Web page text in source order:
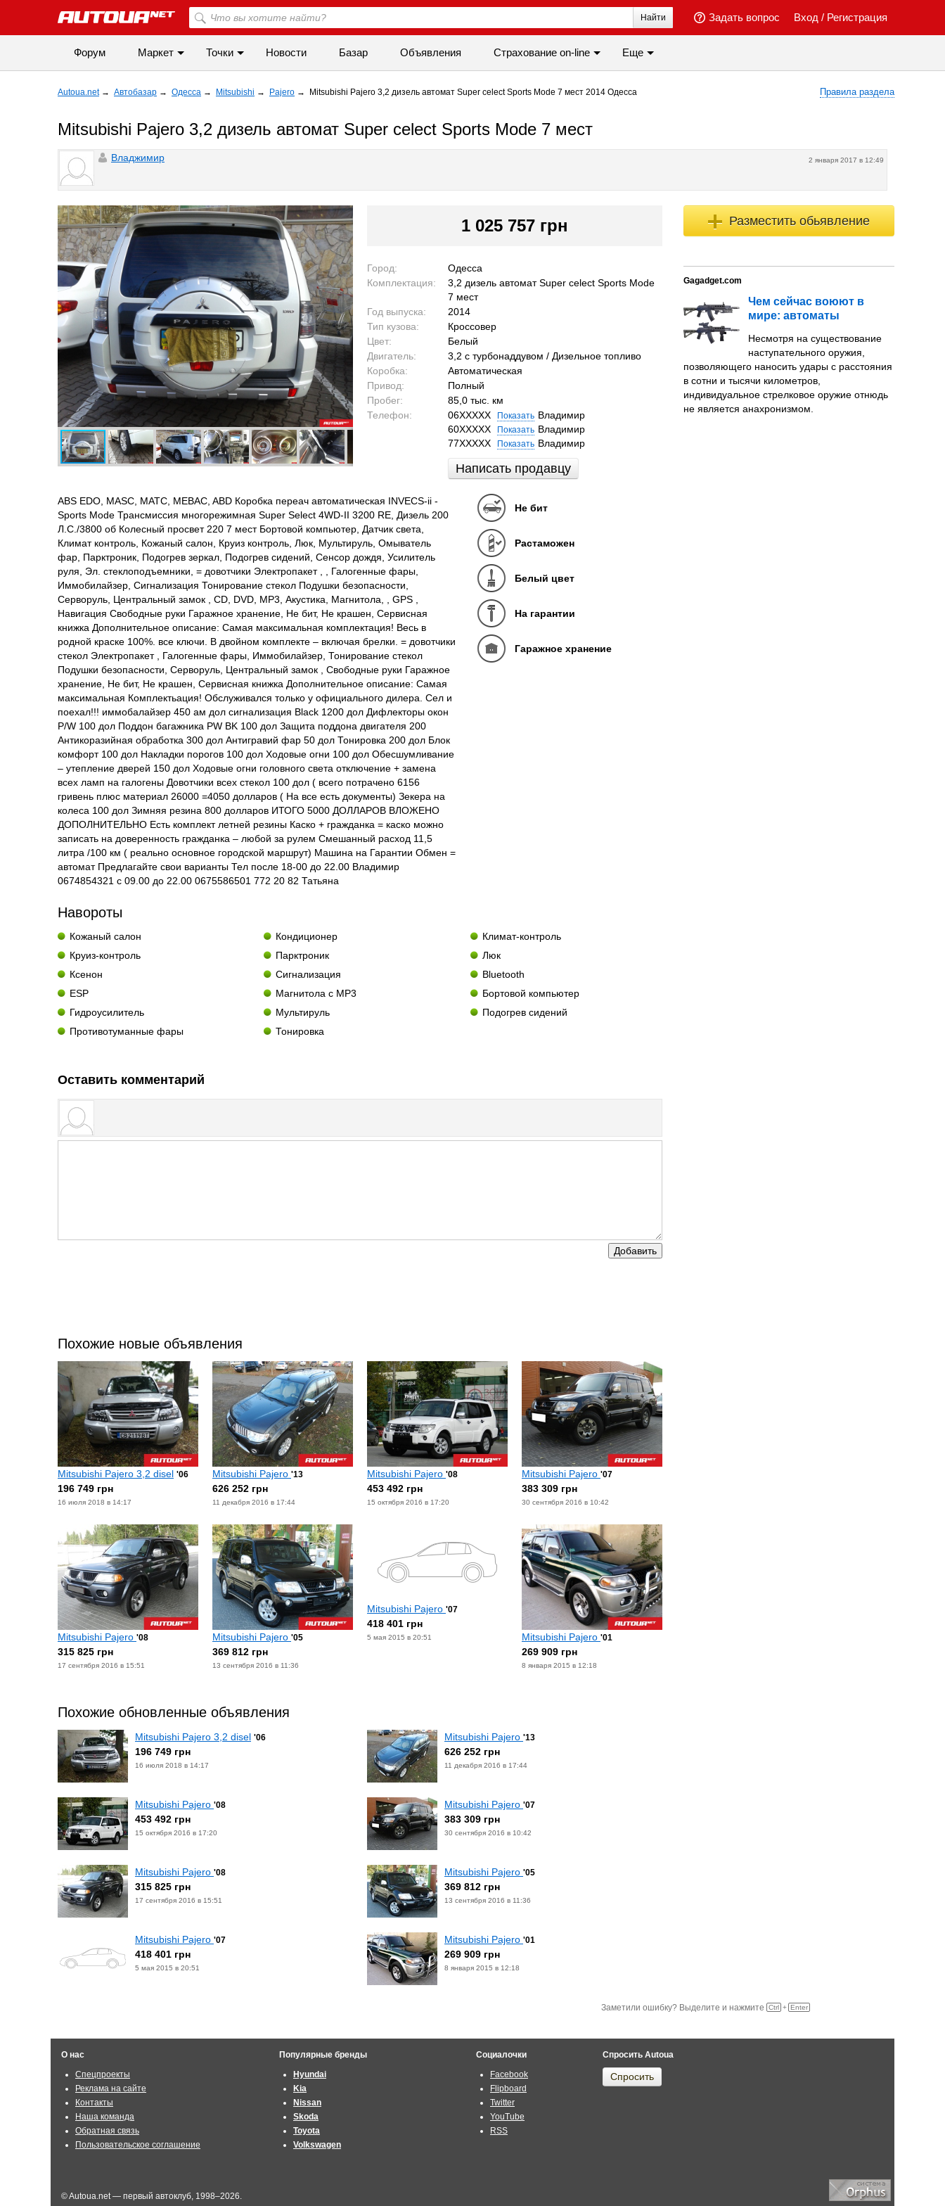
Вход / Регистрация
Задать вопрос
Найти
Форум Маркет Точки Новости Базар Объявления Cтрахование on-line Еще
Autoua.net → Автобазар → Одесса → Mitsubishi → Pajero → Mitsubishi Pajero 3,2 дизель автомат Super celect Sports Mode 7 мест 2014 Одесса Правила раздела
Mitsubishi Pajero 3,2 дизель автомат Super celect Sports Mode 7 мест
2 января 2017 в 12:49
Владжимир
1 025 757 грн
Город:
Одесса
Комплектация:
3,2 дизель автомат Super celect Sports Mode
7 мест
Год выпуска:
2014
Тип кузова:
Кроссовер
Цвет:
Белый
Двигатель:
3,2 c турбонаддувом / Дизельное топливо
Коробка:
Автоматическая
Привод:
Полный
Пробег:
85,0 тыс. км
Телефон:
06XXXXX Показать Владимир
60XXXXX
Показать Владимир
77XXXXX
Показать Владимир
Написать продавцу
Не бит
Растаможен
Белый цвет
На гарантии
Гаражное хранение
ABS EDO, MASC, MATC, MEBAC, ABD Коробка переач автоматическая INVECS-ii -
Sports Mode Трансмиссия многорежимная Super Select 4WD-II 3200 RE, Дизель 200
Л.С./3800 об Колесный просвет 220 7 мест Бортовой компьютер, Датчик света,
Климат контроль, Кожаный салон, Круиз контроль, Люк, Мультируль, Омыватель
фар, Парктроник, Подогрев зеркал, Подогрев сидений, Сенсор дождя, Усилитель
руля, Эл. стеклоподъемники, = довотчики Электропакет , , Галогенные фары,
Иммобилайзер, Сигнализация Тонирование стекол Подушки безопасности,
Серворуль, Центральный замок , CD, DVD, MP3, Акустика, Магнитола, , GPS ,
Навигация Свободные руки Гаражное хранение, Не бит, Не крашен, Сервисная
книжка Дополнительное описание: Самая максимальная комплектация! Весь в
родной краске 100%. все ключи. В двойном комплекте – включая брелки. = довотчики
стекол Электропакет , Галогенные фары, Иммобилайзер, Тонирование стекол
Подушки безопасности, Серворуль, Центральный замок , Свободные руки Гаражное
хранение, Не бит, Не крашен, Сервисная книжка Дополнительное описание: Самая
максимальная Комплектьация! Обслуживался только у официального дилера. Сел и
поехал!!! иммобалайзер 450 ам дол сигнализация Black 1200 дол Дифлекторы окон
P/W 100 дол Поддон багажника PW BK 100 дол Защита поддона двигателя 200
Антикоразийная обработка 300 дол Антигравий фар 50 дол Тонировка 200 дол Блок
комфорт 100 дол Накладки порогов 100 дол Ходовые огни 100 дол Обесшумливание
– утепление дверей 150 дол Ходовые огни головного света отключение + замена
всех ламп на галогены Довотчики всех стекол 100 дол ( всего потрачено 6156
гривень плюс материал 26000 =4050 долларов ( На все есть документы) Зекера на
колеса 100 дол Зимняя резина 800 долларов ИТОГО 5000 ДОЛЛАРОВ ВЛОЖЕНО
ДОПОЛНИТЕЛЬНО Есть комплект летней резины Каско + гражданка = каско можно
записать на доверенность гражданка – любой за рулем Смешанный расход 11,5
литра /100 км ( реально основное городской маршрут) Машина на Гарантии Обмен =
автомат Предлагайте свои варианты Тел после 18-00 до 22.00 Владимир
0674854321 с 09.00 до 22.00 0675586501 772 20 82 Татьяна
Навороты
Кожаный салон Кондиционер
Климат-контроль
Круиз-контроль
Парктроник
Люк
Ксенон
Сигнализация
Bluetooth
ESP
Магнитола с MP3
Бортовой компьютер
Гидроусилитель
Мультируль
Подогрев сидений
Противотуманные фары
Тонировка
Оставить комментарий
Похожие новые объявления
Mitsubishi Pajero 3,2 disel '06
196 749 грн
16 июля 2018 в 14:17
Mitsubishi Pajero '13
626 252 грн
11 декабря 2016 в 17:44
Mitsubishi Pajero '08
453 492 грн
15 октября 2016 в 17:20
Mitsubishi Pajero '07
383 309 грн
30 сентября 2016 в 10:42
Mitsubishi Pajero '08
315 825 грн
17 сентября 2016 в 15:51
Mitsubishi Pajero '05
369 812 грн
13 сентября 2016 в 11:36
Mitsubishi Pajero '07
418 401 грн
5 мая 2015 в 20:51 Mitsubishi Pajero '01
269 909 грн
8 января 2015 в 12:18
Похожие обновленные объявления
Mitsubishi Pajero 3,2 disel '06
196 749 грн
16 июля 2018 в 14:17
Mitsubishi Pajero '13
626 252 грн
11 декабря 2016 в 17:44
Mitsubishi Pajero '08
453 492 грн
15 октября 2016 в 17:20
Mitsubishi Pajero '07
383 309 грн
30 сентября 2016 в 10:42
Mitsubishi Pajero '08
315 825 грн
17 сентября 2016 в 15:51
Mitsubishi Pajero '05
369 812 грн
13 сентября 2016 в 11:36
Mitsubishi Pajero '07
418 401 грн
5 мая 2015 в 20:51
Mitsubishi Pajero '01
269 909 грн
8 января 2015 в 12:18
Разместить обьявление
Gagadget.com
Чем сейчас воюют в
мире: автоматы
Несмотря на существование
наступательного оружия,
позволяющего наносить удары с расстояния
в сотни и тысячи километров,
индивидуальное стрелковое оружие отнюдь
не является анахронизмом.
Заметили ошибку? Выделите и нажмите Ctrl + Enter
О нас
Спецпроекты
Реклама на сайте
Контакты
Наша команда
Обратная связь
Пользовательское соглашение
Популярные бренды
Hyundai
Kia
Nissan
Skoda
Toyota
Volkswagen
Социалочки
Facebook
Flipboard
Twitter
YouTube
RSS
Спросить Autoua
Спросить
© Autoua.net — первый автоклуб, 1998–2026.